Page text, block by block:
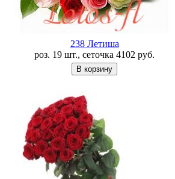
238 Летишa
роз. 19 шт., сеточка 4102 руб.